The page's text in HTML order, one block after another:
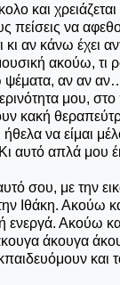
και
να
κι αν κάνω
ακούω,
αν αν
μου,
κακή
ήθελα να είμαι
αυτό απλά μου
σου, με την
Ιθάκη. Ακούω
ενεργά. Ακούω
άκουγα